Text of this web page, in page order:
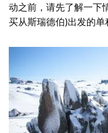
动之前，请先了解一下
买从斯瑞德伯)出发的单